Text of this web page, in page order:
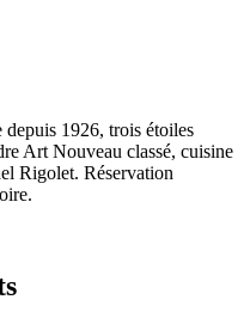
1926, trois étoiles
Art Nouveau classé, cuisine
Rigolet. Réservation